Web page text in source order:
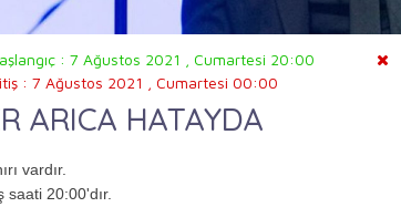
: 7 Ağustos 2021 , Cumartesi 20:00
: 7 Ağustos 2021 , Cumartesi 00:00
ARICA HATAYDA
vardır.
saati 20:00'dır.